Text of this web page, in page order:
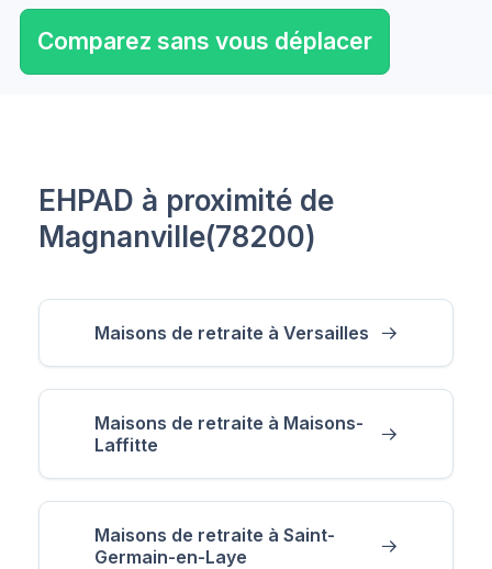
Comparez sans vous déplacer
EHPAD à proximité de
Magnanville(78200)
Maisons de retraite à Versailles
Maisons de retraite à Maisons-
Laffitte
Maisons de retraite à Saint-
Germain-en-Laye